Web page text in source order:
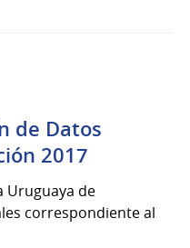
de Datos
2017
Uruguaya de
correspondiente al